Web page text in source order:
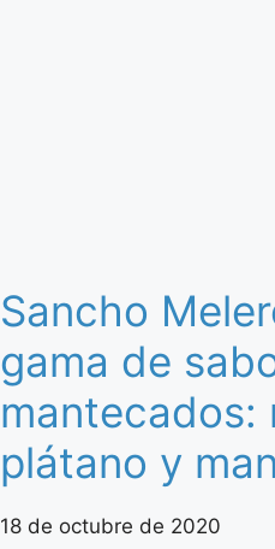
Sancho
gama de
mantecados:
plátano y
18 de octubre de 2020